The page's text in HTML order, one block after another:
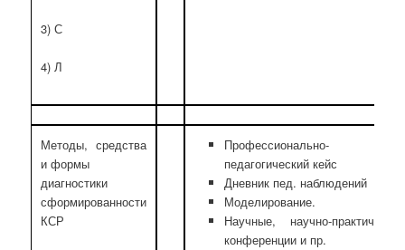
3) С
4) Л
Методы, средства
и формы
диагностики
сформированности
КСР
Профессионально-
педагогический кейс
Дневник пед. наблюдений
Моделирование.
Научные, научно-практические
конференции и пр.